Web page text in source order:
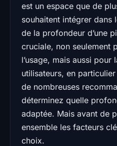
est un espace que de
souhaitent intégrer dans
de la profondeur d’une
cruciale, non seulement
l’usage, mais aussi pour
utilisateurs, en
de nombreuses
déterminez quelle
adaptée. Mais avant de
ensemble les facteurs
choix.